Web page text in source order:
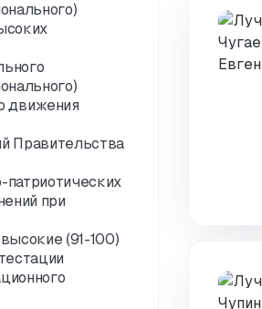
движения
Правительства
патриотических
при
(91-100)